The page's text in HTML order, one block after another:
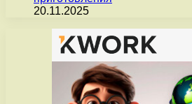
20.11.2025